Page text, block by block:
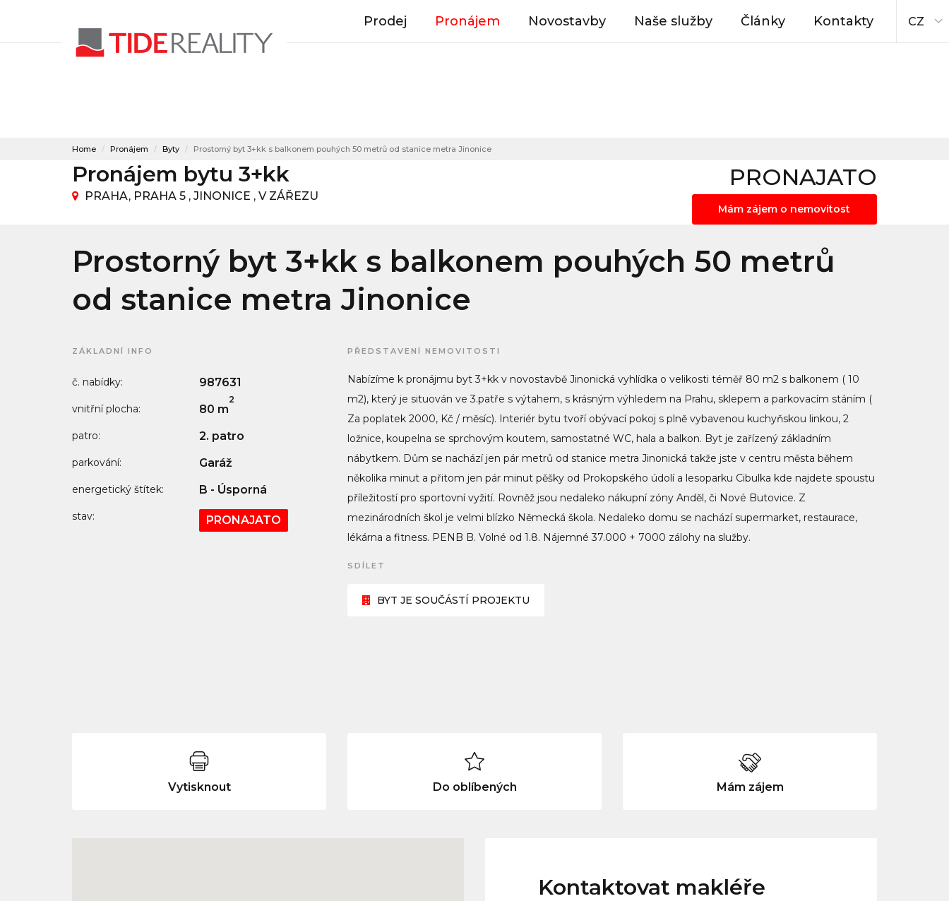
Prodej Pronájem Novostavby Naše služby Články Kontakty CZ
Home Pronájem Byty Prostorný byt 3+kk s balkonem pouhých 50 metrů od stanice metra Jinonice
Pronájem bytu 3+kk
PRAHA, PRAHA 5 , JINONICE , V ZÁŘEZU
PRONAJATO
Mám zájem o nemovitost
Prostorný byt 3+kk s balkonem pouhých 50 metrů
od stanice metra Jinonice
ZÁKLADNÍ INFO
č. nabídky: 987631
vnitřní plocha: 80 m
2
patro: 2. patro
parkování: Garáž
energetický štítek: B - Úsporná
stav: PRONAJATO
PŘEDSTAVENÍ NEMOVITOSTI
Nabízíme k pronájmu byt 3+kk v novostavbě Jinonická vyhlídka o velikosti téměř 80 m2 s balkonem ( 10
m2), který je situován ve 3.patře s výtahem, s krásným výhledem na Prahu, sklepem a parkovacím stáním (
Za poplatek 2000, Kč / měsíc). Interiér bytu tvoří obývací pokoj s plně vybavenou kuchyňskou linkou, 2
ložnice, koupelna se sprchovým koutem, samostatné WC, hala a balkon. Byt je zařízený základním
nábytkem. Dům se nachází jen pár metrů od stanice metra Jinonická takže jste v centru města během
několika minut a přitom jen pár minut pěšky od Prokopského údolí a lesoparku Cibulka kde najdete spoustu
příležitostí pro sportovní vyžití. Rovněž jsou nedaleko nákupní zóny Anděl, či Nové Butovice. Z
mezinárodních škol je velmi blízko Německá škola. Nedaleko domu se nachází supermarket, restaurace,
lékárna a fitness. PENB B. Volné od 1.8. Nájemné 37.000 + 7000 zálohy na služby.
SDÍLET
BYT JE SOUČÁSTÍ PROJEKTU
Vytisknout Do oblíbených Mám zájem
Kontaktovat makléře